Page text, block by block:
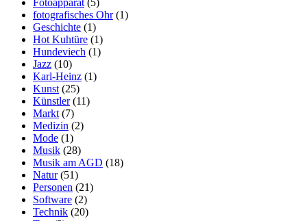
fotografisches Ohr(1)
Geschichte (1)
Hot Kuhtüre (1)
Hundeviech (1)
Jazz (10)
Karl-Heinz (1)
Kunst (25)
Künstler(11)
Markt (7)
Medizin (2)
Mode (1)
Musik (28)
Musik am AGD (18)
Natur(51)
Personen (21)
Software (2)
Technik (20)